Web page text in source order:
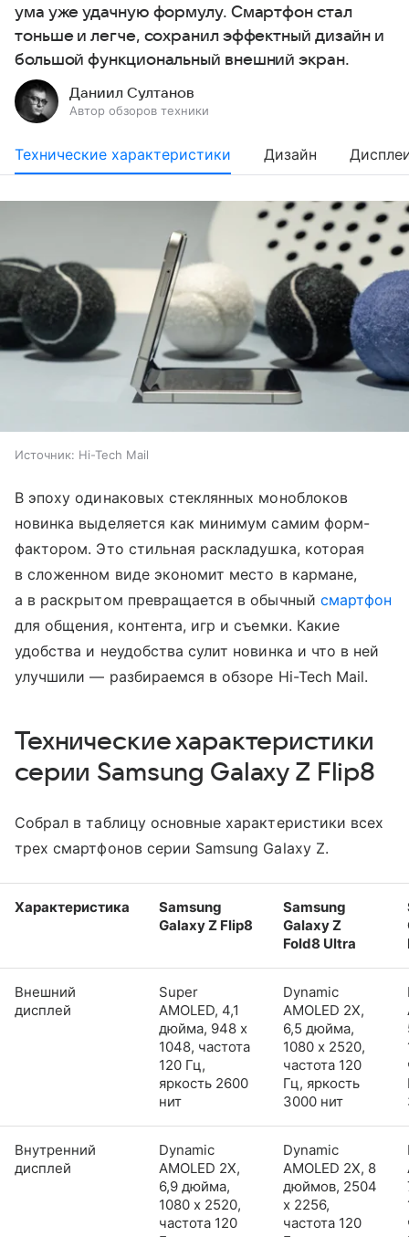
ума уже удачную формулу. Смартфон стал
тоньше и легче, сохранил эффектный дизайн и
большой функциональный внешний экран.
Даниил Султанов
Автор обзоров техники
Технические характеристики Дизайн
Источник: Hi-Tech Mail
В эпоху одинаковых стеклянных моноблоков
новинка выделяется как минимум самим форм-
фактором. Это стильная раскладушка, которая
в сложенном виде экономит место в кармане,
а в раскрытом превращается в обычный смартфон
для общения, контента, игр и съемки. Какие
удобства и неудобства сулит новинка и что в ней
улучшили — разбираемся в обзоре Hi-Tech Mail.
Технические характеристики
серии Samsung Galaxy Z Flip8
Собрал в таблицу основные характеристики всех
трех смартфонов серии Samsung Galaxy Z.
Характеристика
Samsung
Galaxy Z Flip8
Samsung
Galaxy Z
Fold8 Ultra
Внешний
дисплей
Super
AMOLED, 4,1
дюйма, 948 x
1048, частота
120 Гц,
яркость 2600
нит
Dynamic
AMOLED 2X,
6,5 дюйма,
1080 x 2520,
частота 120
Гц, яркость
3000 нит
Внутренний
дисплей
Dynamic
AMOLED 2X,
6,9 дюйма,
1080 x 2520,
частота 120
Dynamic
AMOLED 2X, 8
дюймов, 2504
x 2256,
частота 120